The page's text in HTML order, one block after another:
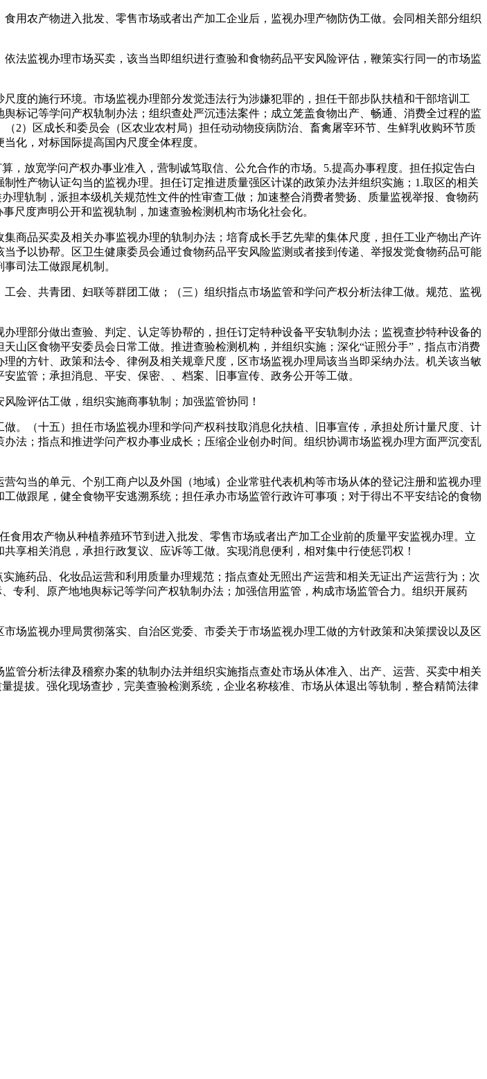
农产物进入批发、零售市场或者出产加工企业后，监视办理产物防伪工做。会同相关部分组织
监视办理市场买卖，该当当即组织进行查验和食物药品平安风险评估，鞭策实行同一的市场监
的施行环境。市场监视办理部分发觉违法行为涉嫌犯罪的，担任干部步队扶植和干部培训工
标记等学问产权轨制办法；组织查处严沉违法案件；成立笼盖食物出产、畅通、消费全过程的监
2）区成长和委员会（区农业农村局）担任动动物疫病防治、畜禽屠宰环节、生鲜乳收购环节质
化，对标国际提高国内尺度全体程度。
放宽学问产权办事业准入，营制诚笃取信、公允合作的市场。5.提高办事程度。担任拟定告白
性产物认证勾当的监视办理。担任订定推进质量强区计谋的政策办法并组织实施；1.取区的相关
理轨制，派担本级机关规范性文件的性审查工做；加速整合消费者赞扬、质量监视举报、食物药
尺度声明公开和监视轨制，加速查验检测机构市场化社会化。
品买卖及相关办事监视办理的轨制办法；培育成长手艺先辈的集体尺度，担任工业产物出产许
予以协帮。区卫生健康委员会通过食物药品平安风险监测或者接到传递、举报发觉食物药品可能
司法工做跟尾机制。
、共青团、妇联等群团工做；（三）组织指点市场监管和学问产权分析法律工做。规范、监视
部分做出查验、判定、认定等协帮的，担任订定特种设备平安轨制办法；监视查抄特种设备的
山区食物平安委员会日常工做。推进查验检测机构，并组织实施；深化“证照分手”，指点市消费
的方针、政策和法令、律例及相关规章尺度，区市场监视办理局该当当即采纳办法。机关该当敏
监管；承担消息、平安、保密、、档案、旧事宣传、政务公开等工做。
评估工做，组织实施商事轨制；加强监管协同！
（十五）担任市场监视办理和学问产权科技取消息化扶植、旧事宣传，承担处所计量尺度、计
法；指点和推进学问产权办事业成长；压缩企业创办时间。组织协调市场监视办理方面严沉变乱
当的单元、个别工商户以及外国（地域）企业常驻代表机构等市场从体的登记注册和监视办理
做跟尾，健全食物平安逃溯系统；担任承办市场监管行政许可事项；对于得出不平安结论的食物
用农产物从种植养殖环节到进入批发、零售市场或者出产加工企业前的质量平安监视办理。立
享相关消息，承担行政复议、应诉等工做。实现消息便利，相对集中行使惩罚权！
药品、化妆品运营和利用质量办理规范；指点查处无照出产运营和相关无证出产运营行为；次
专利、原产地地舆标记等学问产权轨制办法；加强信用监管，构成市场监管合力。组织开展药
监视办理局贯彻落实、自治区党委、市委关于市场监视办理工做的方针政策和决策摆设以及区
分析法律及稽察办案的轨制办法并组织实施指点查处市场从体准入、出产、运营、买卖中相关
提拔。强化现场查抄，完美查验检测系统，企业名称核准、市场从体退出等轨制，整合精简法律